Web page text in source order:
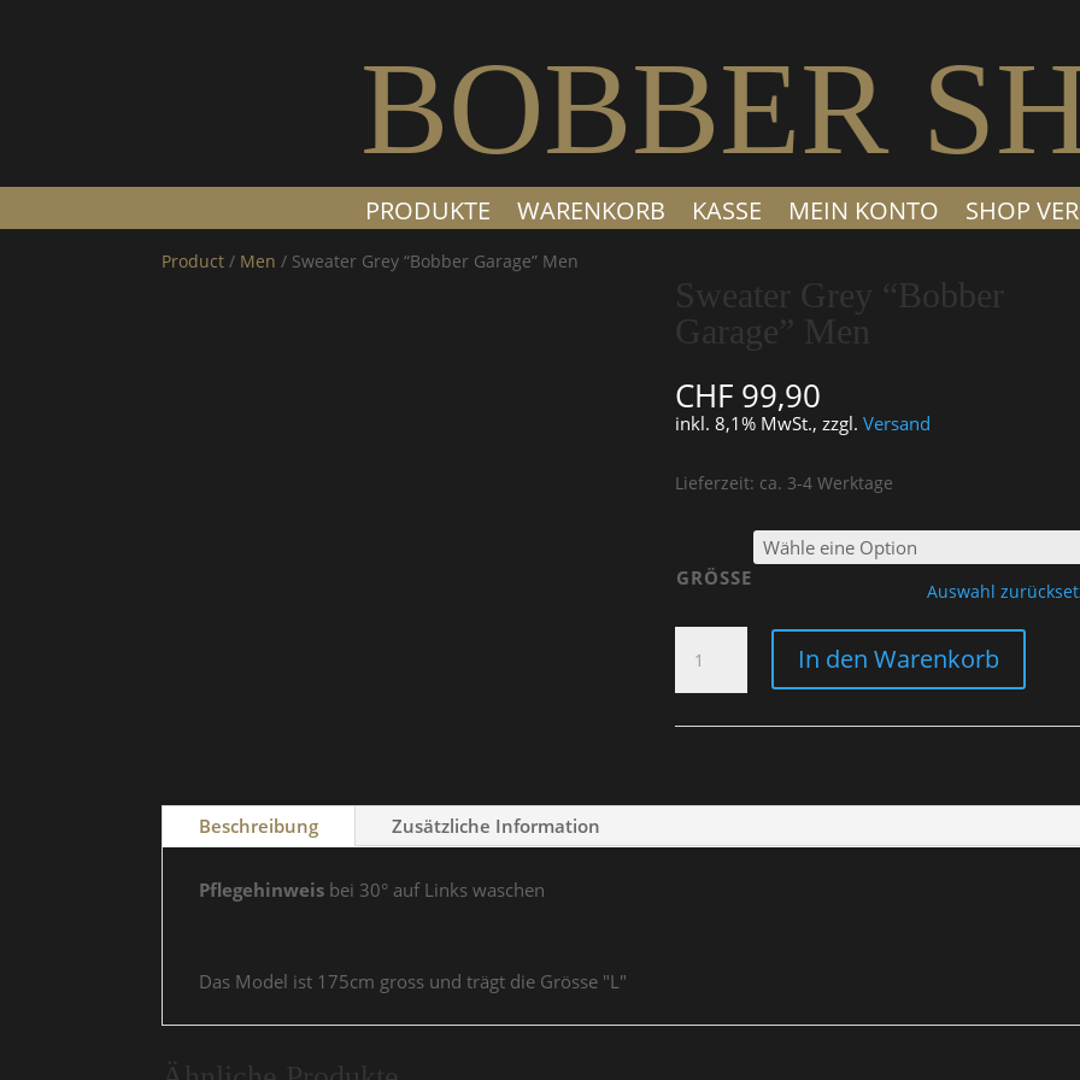
BOBBER
PRODUKTE WARENKORB KASSE MEIN KONTO SHOP
Product / Men / Sweater Grey “Bobber Garage” Men
Sweater Grey “Bobber
Garage” Men
CHF99,90
inkl. 8,1% MwSt., zzgl. Versand
Lieferzeit: ca. 3-4 Werktage
GRÖSSE
Auswahl
GREY
"BOBBER
GARAGE"
In den Warenkorb
Beschreibung Zusätzliche Information
Pflegehinweis bei 30° auf Links waschen
Das Model ist 175cm gross und trägt die Grösse "L"